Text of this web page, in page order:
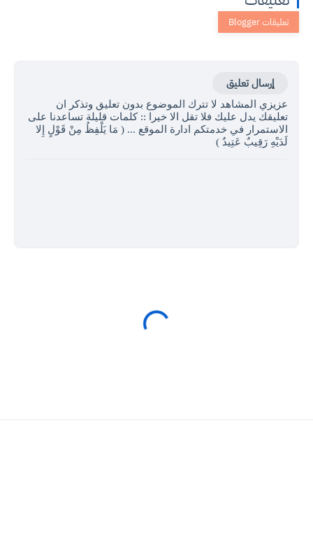
إرسال تعليق
عزيزي المشاهد لا تترك الموضوع بدون تعليق وتذكر ان
تعليقك يدل عليك فلا تقل الا خيرا :: كلمات قليلة تساعدنا على
الاستمرار في خدمتكم ادارة الموقع ... ( مَا يَلْفِظُ مِنْ قَوْلٍ إِلا
لَدَيْهِ رَقِيبٌ عَتِيدٌ )